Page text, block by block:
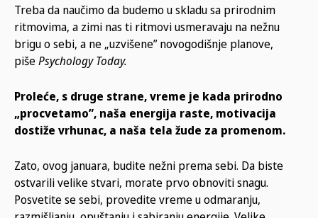
Treba da naučimo da budemo u skladu sa prirodnim
ritmovima, a zimi nas ti ritmovi usmeravaju na nežnu
brigu o sebi, a ne „uzvišene” novogodišnje planove,
pišePsychology Today.
Proleće, s druge strane, vreme je kada prirodno
„procvetamo”, naša energija raste, motivacija
dostiže vrhunac, a naša tela žude za promenom.
Zato, ovog januara, budite nežni prema sebi. Da biste
ostvarili velike stvari, morate prvo obnoviti snagu.
Posvetite se sebi, provedite vreme u odmaranju,